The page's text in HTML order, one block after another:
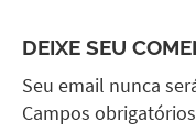
DEIXE SEU
Seu email nunca
Campos